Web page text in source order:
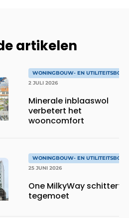
artikelen
WONINGBOUW- EN UTILITEITSBOUW
2 JULI 2026
Minerale inblaaswol
verbetert het
wooncomfort
WONINGBOUW- EN UTILITEITSBOUW
25 JUNI 2026
One MilkyWay schittert je
tegemoet